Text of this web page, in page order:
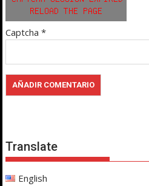
Captcha *
Translate
English